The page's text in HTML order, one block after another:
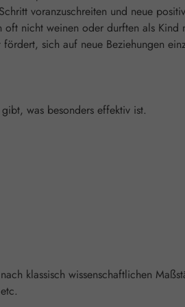
voranzuschreiten und neue
oft nicht weinen oder durften als
sich auf neue Beziehungen
was besonders effektiv ist.
klassisch wissenschaftlichen